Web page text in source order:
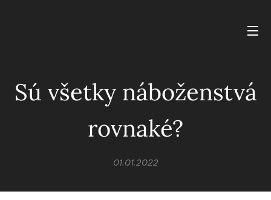
Sú všetky náboženstvá
rovnaké?
01.01.2022